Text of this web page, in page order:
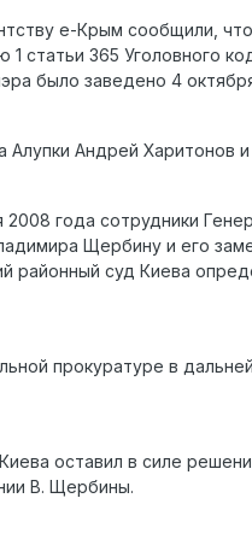
е-Крым сообщили,
1 статьи 365
было заведено 4
Андрей Харитонов
года сотрудники
Щербину и его
районный суд Киева
прокуратуре в
оставил в силе
В. Щербины.